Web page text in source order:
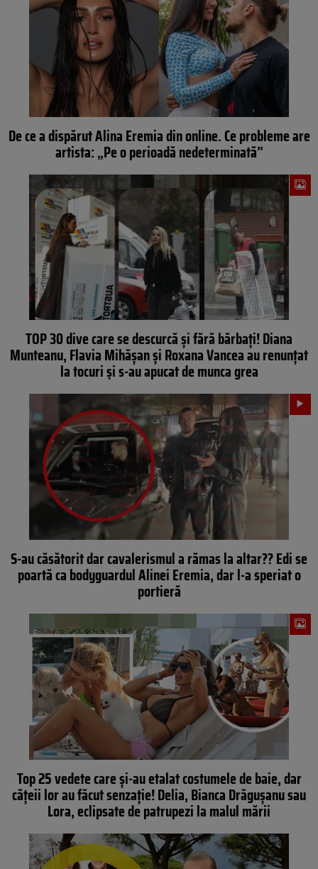
De ce a dispărut Alina Eremia din online. Ce probleme are
artista: „Pe o perioadă nedeterminată”
TOP 30 dive care se descurcă și fără bărbați! Diana
Munteanu, Flavia Mihășan și Roxana Vancea au renunțat
la tocuri și s-au apucat de munca grea
S-au căsătorit dar cavalerismul a rămas la altar?? Edi se
poartă ca bodyguardul Alinei Eremia, dar l-a speriat o
portieră
Top 25 vedete care și-au etalat costumele de baie, dar
cățeii lor au făcut senzaţie! Delia, Bianca Drăgușanu sau
Lora, eclipsate de patrupezi la malul mării